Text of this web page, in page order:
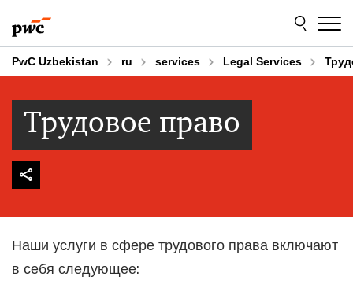
to
content
to
footer
PwC Uzbekistan ru services Legal Services
Трудовое право
Наши услуги в сфере трудового права включают
в себя следующее: